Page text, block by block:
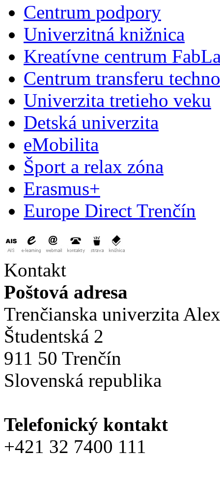
Centrum podpory
Univerzitná knižnica
Kreatívne centrum
Centrum transferu
Univerzita tretieho veku
Detská univerzita
eMobilita
Šport a relax zóna
Erasmus+
Europe Direct Trenčín
Kontakt
Poštová adresa
Trenčianska univerzita
Študentská 2
911 50 Trenčín
Slovenská republika
Telefonický kontakt
+421 32 7400 111